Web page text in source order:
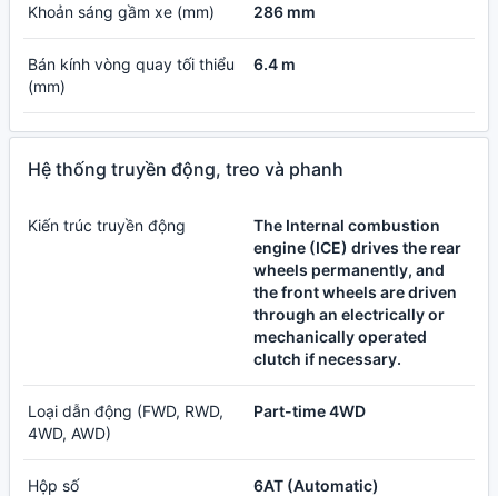
Khoản sáng gầm xe (mm) 286 mm
Bán kính vòng quay tối thiểu
(mm)
6.4 m
Hệ thống truyền động, treo và phanh
Kiến trúc truyền động
The Internal combustion
engine (ICE) drives the rear
wheels permanently, and
the front wheels are driven
through an electrically or
mechanically operated
clutch if necessary.
Loại dẫn động (FWD, RWD,
4WD, AWD)
Part-time 4WD
Hộp số 6AT (Automatic)